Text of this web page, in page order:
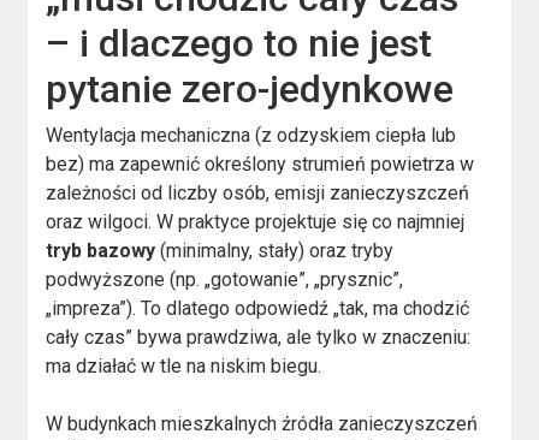
– i dlaczego to nie jest
pytanie zero-jedynkowe
Wentylacja mechaniczna (z odzyskiem ciepła lub
bez) ma zapewnić określony strumień powietrza w
zależności od liczby osób, emisji zanieczyszczeń
oraz wilgoci. W praktyce projektuje się co najmniej
tryb bazowy (minimalny, stały) oraz tryby
podwyższone (np. „gotowanie”, „prysznic”,
„impreza”). To dlatego odpowiedź „tak, ma chodzić
cały czas” bywa prawdziwa, ale tylko w znaczeniu:
ma działać w tle na niskim biegu.
W budynkach mieszkalnych źródła zanieczyszczeń